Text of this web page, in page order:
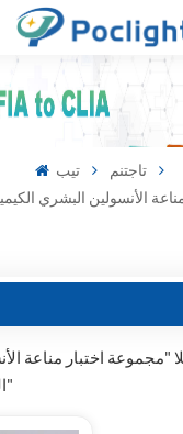
تيب
تاجتنم
الأنسولين البشري
الكيميائي الضوئي"